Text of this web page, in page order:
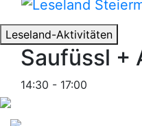
Leseland-Aktivitäten
Saufüssl +
14:30 - 17:00